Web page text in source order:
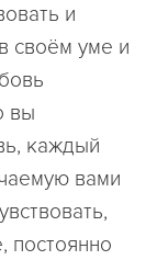
и
своём уме и
вы
каждый
вами
постоянно